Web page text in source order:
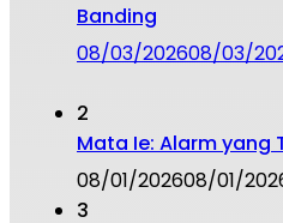
Banding
08/03/202608/03/
2
Mata Ie: Alarm yang
08/01/202608/01/
3